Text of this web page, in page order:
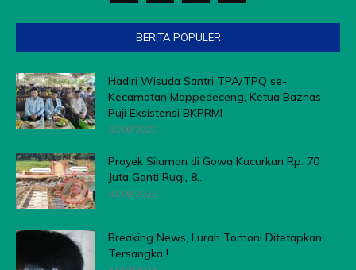
BERITA POPULER
Hadiri Wisuda Santri TPA/TPQ se-
Kecamatan Mappedeceng, Ketua Baznas
Puji Eksistensi BKPRMI
03/08/2026
Proyek Siluman di Gowa Kucurkan Rp. 70
Juta Ganti Rugi, 8...
01/08/2026
Breaking News, Lurah Tomoni Ditetapkan
Tersangka !